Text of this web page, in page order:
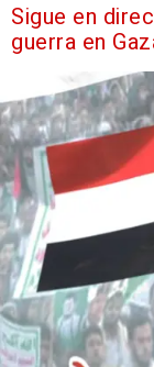
Sigue en
guerra en